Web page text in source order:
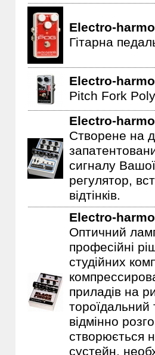
Electro-
Гітарна
Electro-
Pitch Fork
Electro-
Створене на
сигналу
регулятор,
відтінків.
Electro-
Оптичний
професійні
студійних
приладів на
відмінно
створюється
сустейн,